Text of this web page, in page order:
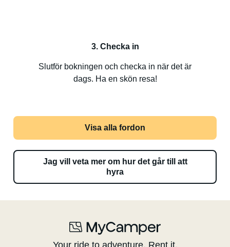
3. Checka in
Slutför bokningen och checka in när det är
dags. Ha en skön resa!
Visa alla fordon
Jag vill veta mer om hur det går till att
hyra
Your ride to adventure. Rent it.